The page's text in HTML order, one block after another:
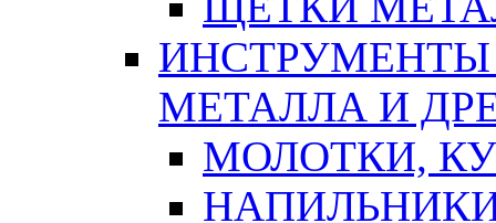
ИНСТРУМЕНТЫ
МЕТАЛЛА И
МОЛОТКИ,